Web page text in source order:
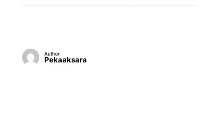
Author
Pekaaksara